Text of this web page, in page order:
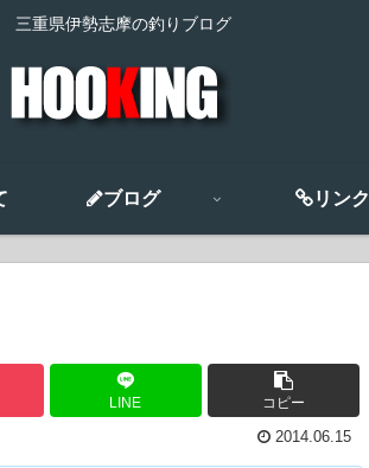
三重県伊勢志摩の釣りブログ
ブログ リンク
LINE コピー
2014.06.15